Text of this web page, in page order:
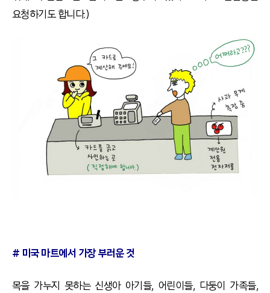
요청하기도 합니다.)
# 미국 마트에서 가장 부러운 것
목을 가누지 못하는 신생아 아기들, 어린이들, 다둥이 가족들,